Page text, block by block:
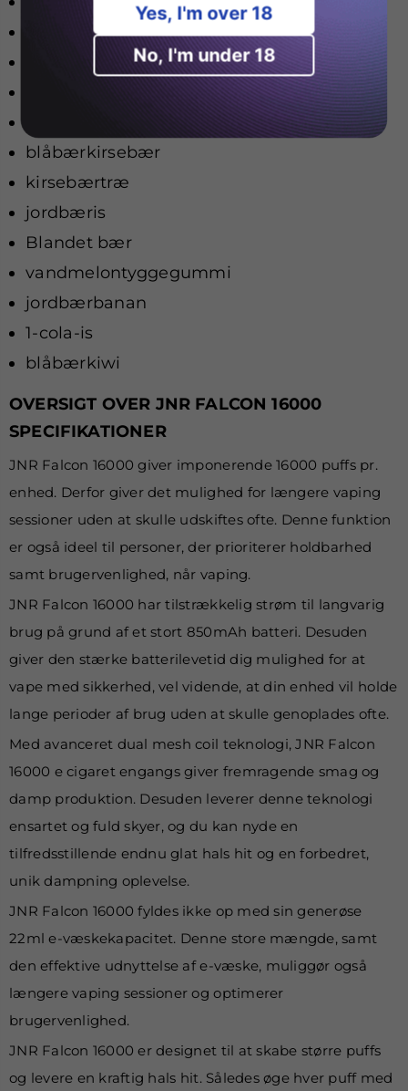
vandmelonmangofersken
vandmelonis
blåbærkirsebær
kirsebærtræ
jordbæris
Blandet bær
vandmelontyggegummi
jordbærbanan
1-cola-is
blåbærkiwi
OVERSIGT OVER JNR FALCON 16000
SPECIFIKATIONER
JNR Falcon 16000 giver imponerende 16000 puffs pr.
enhed. Derfor giver det mulighed for længere vaping
sessioner uden at skulle udskiftes ofte. Denne funktion
er også ideel til personer, der prioriterer holdbarhed
samt brugervenlighed, når vaping.
JNR Falcon 16000 har tilstrækkelig strøm til langvarig
brug på grund af et stort 850mAh batteri. Desuden
giver den stærke batterilevetid dig mulighed for at
vape med sikkerhed, vel vidende, at din enhed vil holde
lange perioder af brug uden at skulle genoplades ofte.
Med avanceret dual mesh coil teknologi, JNR Falcon
16000 e cigaret engangs giver fremragende smag og
damp produktion. Desuden leverer denne teknologi
ensartet og fuld skyer, og du kan nyde en
tilfredsstillende endnu glat hals hit og en forbedret,
unik dampning oplevelse.
JNR Falcon 16000 fyldes ikke op med sin generøse
22ml e-væskekapacitet. Denne store mængde, samt
den effektive udnyttelse af e-væske, muliggør også
længere vaping sessioner og optimerer
brugervenlighed.
JNR Falcon 16000 er designet til at skabe større puffs
og levere en kraftig hals hit. Således øge hver puff med
Yes, I'm over 18
No, I'm under 18